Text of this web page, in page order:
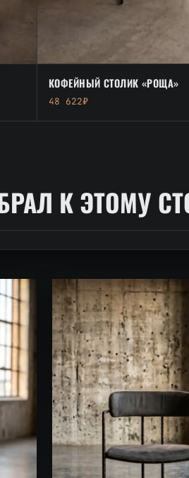
КОФЕЙНЫЙ СТОЛИК «РОЩА»
48 622₽
К ЭТОМУ